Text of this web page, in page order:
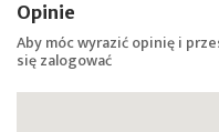
Opinie
Aby móc wyrazić opinię i
sięzalogować